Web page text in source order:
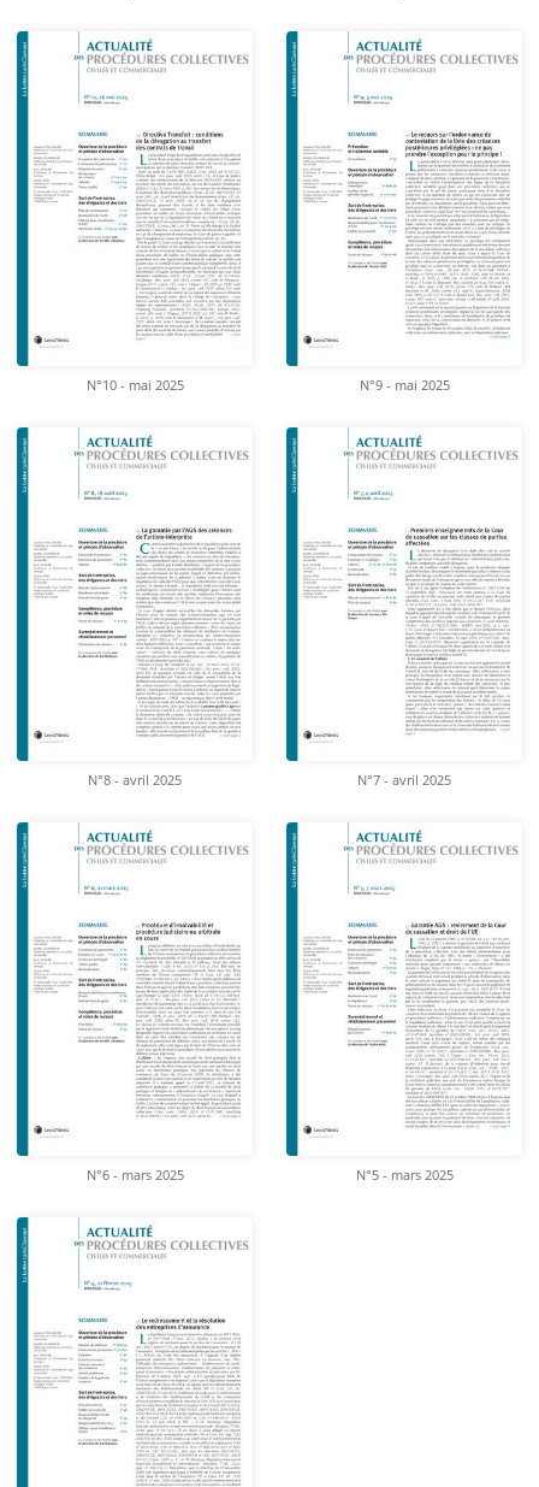
N°10 - mai 2025 N°9 - mai 2025
N°8 - avril 2025 N°7 - avril 2025
N°6 - mars 2025 N°5 - mars 2025